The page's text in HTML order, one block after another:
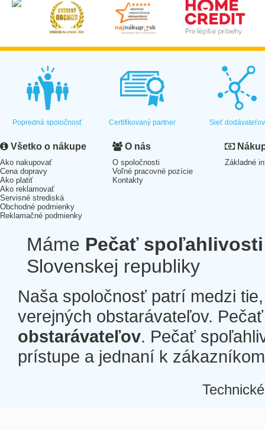
Popredná spoločnosť Certifikovaný partner Sieť dodávateľov
Všetko o nákupe
Ako nakupovať
Cena dopravy
Ako platiť
Ako reklamovať
Servisné strediská
Obchodné podmienky
Reklamačné podmienky
O nás
O spoločnosti
Voľné pracovné pozície
Kontakty
Základné
Máme Pečať spoľahlivosti
Slovenskej republiky
Naša spoločnosť patrí medzi
verejných obstarávateľov.
obstarávateľov. Pečať
prístupe a jednaní k